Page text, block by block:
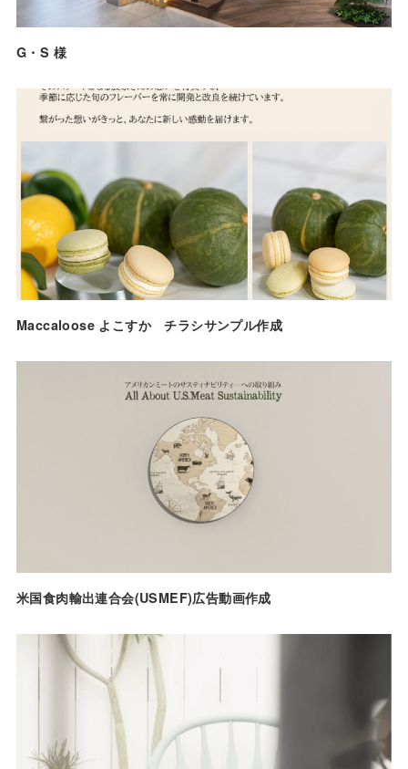
G・S 様
Maccaloose よこすか チラシサンプル作成
米国食肉輸出連合会(USMEF)広告動画作成